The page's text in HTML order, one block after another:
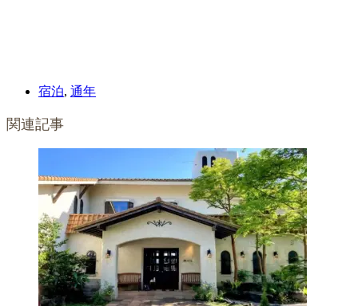
宿泊, 通年
関連記事